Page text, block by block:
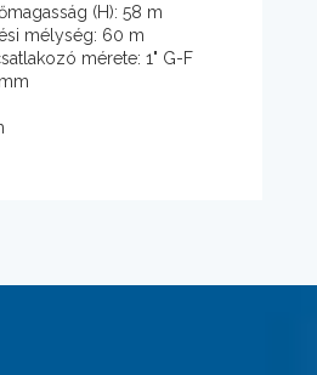
(H): 58 m
mélység: 60 m
mérete: 1" G-F